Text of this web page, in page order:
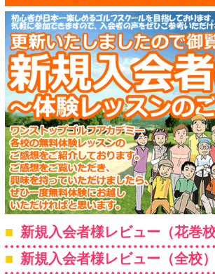
新規入会者様レビュー（花巻校
新規入会者様レビュー（全校）